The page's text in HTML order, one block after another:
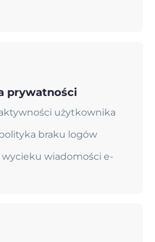
prywatności
użytkownika
braku logów
wiadomości e-